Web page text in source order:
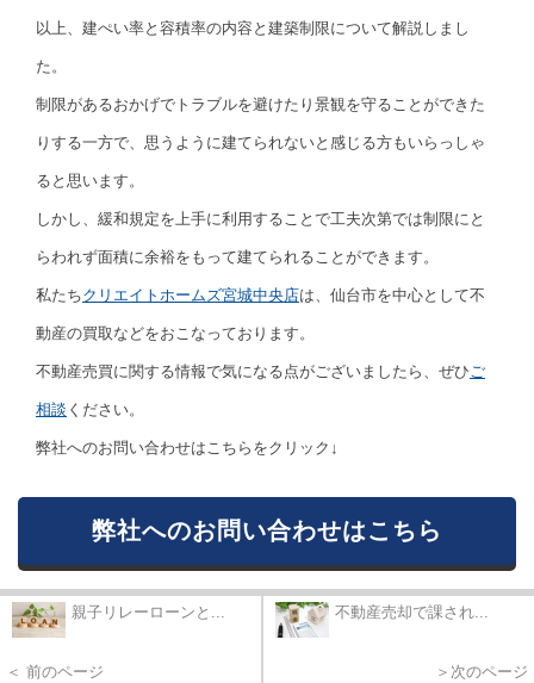
以上、建ぺい率と容積率の内容と建築制限について解説しまし
た。
制限があるおかげでトラブルを避けたり景観を守ることができた
りする一方で、思うように建てられないと感じる方もいらっしゃ
ると思います。
しかし、緩和規定を上手に利用することで工夫次第では制限にと
らわれず面積に余裕をもって建てられることができます。
私たちクリエイトホームズ宮城中央店は、仙台市を中心として不
動産の買取などをおこなっております。
不動産売買に関する情報で気になる点がございましたら、ぜひご
相談 ください。
弊社へのお問い合わせはこちらをクリック↓
弊社へのお問い合わせはこちら
親子リレーローンと...
＜ 前のページ
不動産売却で課され...
＞次のページ